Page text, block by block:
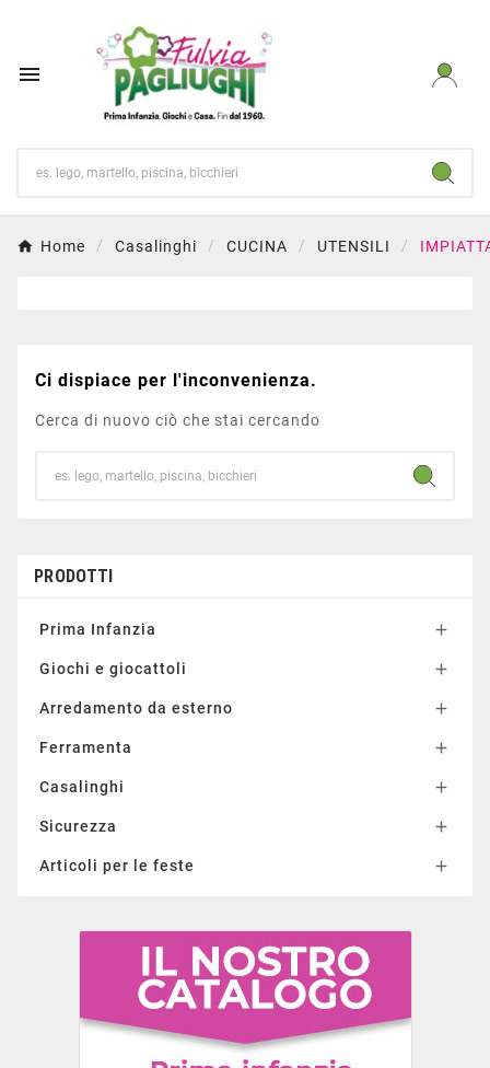

Home Casalinghi CUCINA UTENSILI
Ci dispiace per l'inconvenienza.
Cerca di nuovo ciò che stai cercando
PRODOTTI
Prima Infanzia 
Giochi e giocattoli 
Arredamento da esterno 
Ferramenta 
Casalinghi 
Sicurezza 
Articoli per le feste 